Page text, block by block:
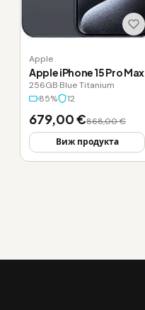
Apple
Apple iPhone 15 Pro Max
256GB·Blue Titanium
85%
12
679,00 €868,00 €
Виж продукта